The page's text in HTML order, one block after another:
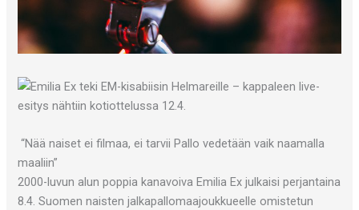
“Nää naiset ei filmaa, ei tarvii Pallo vedetään vaik naamalla
maaliin”
2000-luvun alun poppia kanavoiva Emilia Ex julkaisi perjantaina
8.4. Suomen naisten jalkapallomaajoukkueelle omistetun